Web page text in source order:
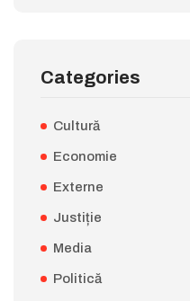
Categories
Cultură
Economie
Externe
Justiție
Media
Politică